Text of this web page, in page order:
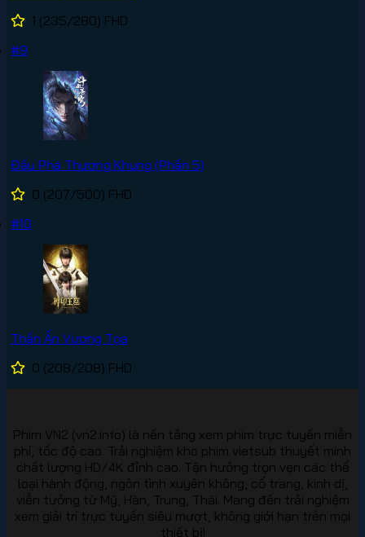
1 (235/280) FHD
#9
Đấu Phá Thương Khung (Phần 5)
0 (207/500) FHD
#10
Thần Ấn Vương Tọa
0 (208/208) FHD
Phim VN2 (vn2.info) là nền tảng xem phim trực tuyến miễn
phí, tốc độ cao. Trải nghiệm kho phim vietsub thuyết minh
chất lượng HD/4K đỉnh cao. Tận hưởng trọn vẹn các thể
loại hành động, ngôn tình xuyên không, cổ trang, kinh dị,
viễn tưởng từ Mỹ, Hàn, Trung, Thái. Mang đến trải nghiệm
xem giải trí trực tuyến siêu mượt, không giới hạn trên mọi
thiết bị!